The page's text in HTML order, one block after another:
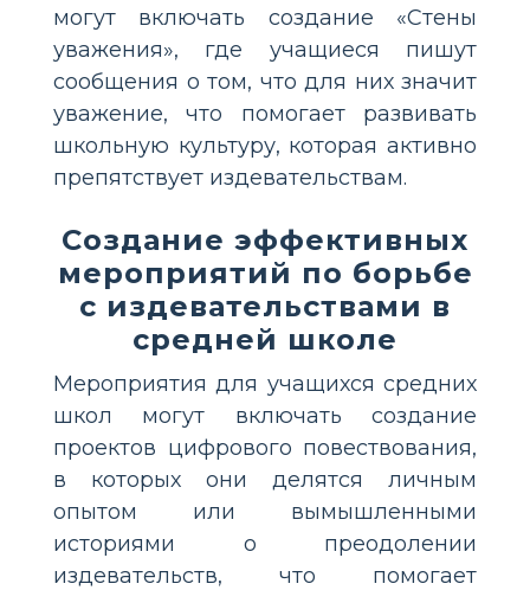
могут включать создание «Стены
уважения», где учащиеся пишут
сообщения о том, что для них значит
уважение, что помогает развивать
школьную культуру, которая активно
препятствует издевательствам.
Создание эффективных
мероприятий по борьбе
с издевательствами в
средней школе
Мероприятия для учащихся средних
школ могут включать создание
проектов цифрового повествования,
в которых они делятся личным
опытом или вымышленными
историями о преодолении
издевательств, что помогает